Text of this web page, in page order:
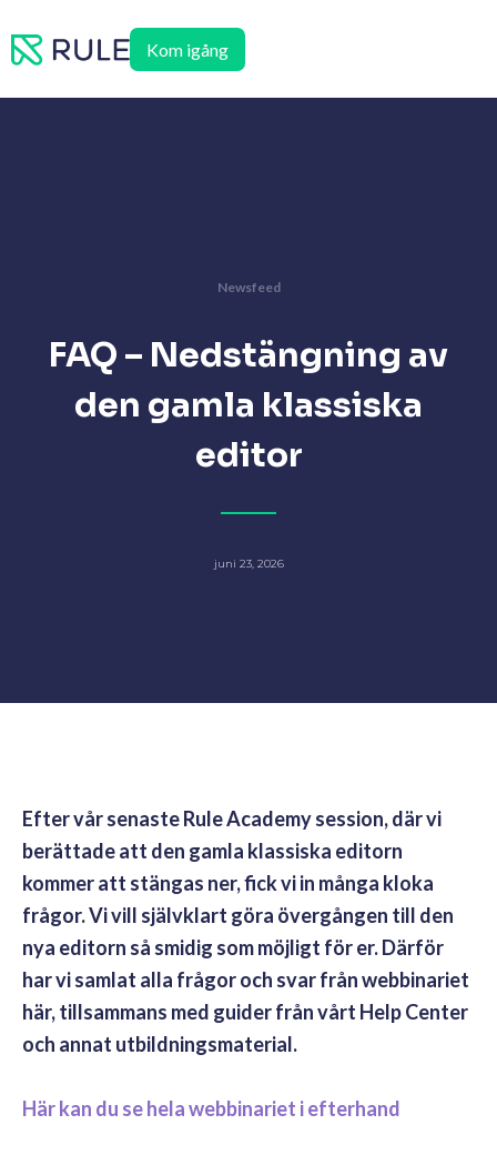
till
Kom igång
Newsfeed
FAQ – Nedstängning av
den gamla klassiska
editor
juni 23, 2026
Efter vår senaste Rule Academy session, där vi
berättade att den gamla klassiska editorn
kommer att stängas ner, fick vi in många kloka
frågor. Vi vill självklart göra övergången till den
nya editorn så smidig som möjligt för er. Därför
har vi samlat alla frågor och svar från webbinariet
här, tillsammans med guider från vårt Help Center
och annat utbildningsmaterial.
Här kan du se hela webbinariet i efterhand